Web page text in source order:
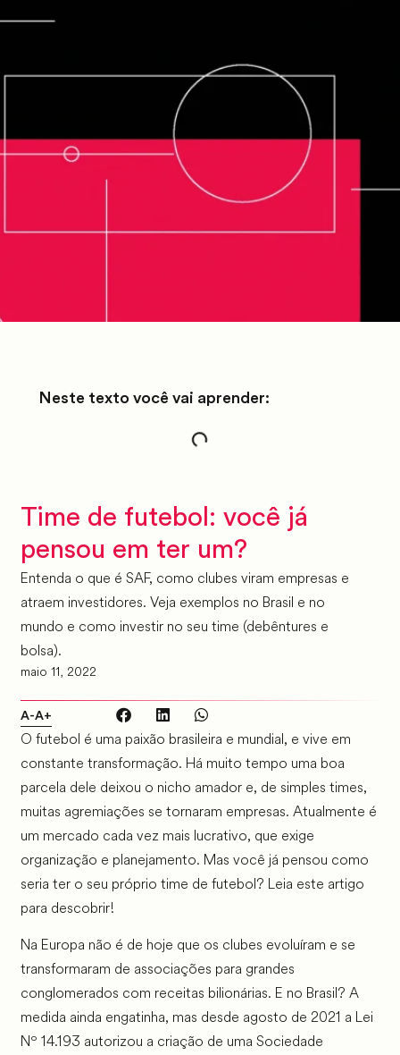
Time de futebol: você já
pensou em ter um?
Entenda o que é SAF, como clubes viram empresas e
atraem investidores. Veja exemplos no Brasil e no
mundo e como investir no seu time (debêntures e
bolsa).
maio 11, 2022
A-A+
O futebol é uma paixão brasileira e mundial, e vive em
constante transformação. Há muito tempo uma boa
parcela dele deixou o nicho amador e, de simples times,
muitas agremiações se tornaram empresas. Atualmente é
um mercado cada vez mais lucrativo, que exige
organização e planejamento. Mas você já pensou como
seria ter o seu próprio time de futebol? Leia este artigo
para descobrir!
Na Europa não é de hoje que os clubes evoluíram e se
transformaram de associações para grandes
conglomerados com receitas bilionárias. E no Brasil? A
medida ainda engatinha, mas desde agosto de 2021 a Lei
Nº 14.193 autorizou a criação de uma Sociedade
Neste texto você vai aprender: